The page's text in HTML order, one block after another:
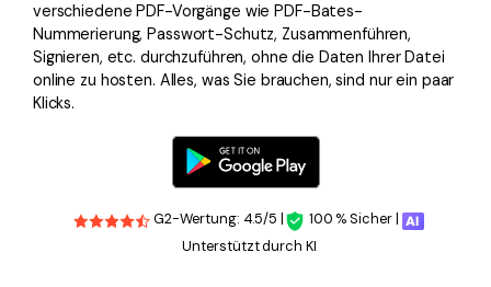
verschiedene PDF-Vorgänge wie PDF-Bates-
Nummerierung, Passwort-Schutz, Zusammenführen,
Signieren, etc. durchzuführen, ohne die Daten Ihrer Datei
online zu hosten. Alles, was Sie brauchen, sind nur ein paar
Klicks.
G2-Wertung: 4.5/5 |
100 % Sicher |
Unterstützt durch KI